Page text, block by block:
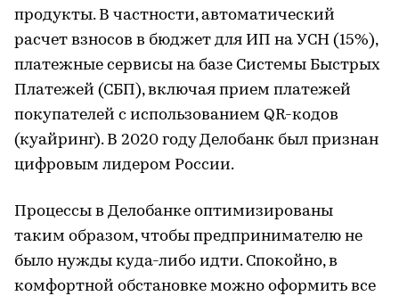
продукты. В частности, автоматический
расчет взносов в бюджет для ИП на УСН (15%),
платежные сервисы на базе Системы Быстрых
Платежей (СБП), включая прием платежей
покупателей с использованием QR-кодов
(куайринг). В 2020 году Делобанк был признан
цифровым лидером России.
Процессы в Делобанке оптимизированы
таким образом, чтобы предпринимателю не
было нужды куда-либо идти. Спокойно, в
комфортной обстановке можно оформить все